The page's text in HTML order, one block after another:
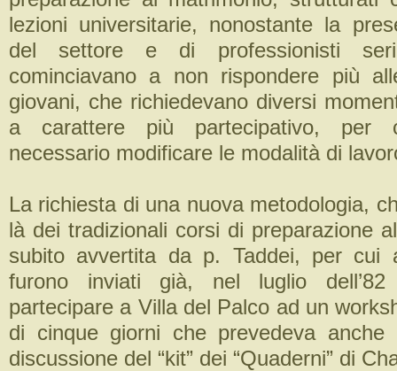
lezioni universitarie, nonostante la
del settore e di professionisti
cominciavano a non rispondere più
giovani, che richiedevano diversi
a carattere più partecipativo, per
necessario modificare le modalità di
La richiesta di una nuova metodologia,
là dei tradizionali corsi di preparazione
subito avvertita da p. Taddei, per cui
furono inviati già, nel luglio
partecipare a Villa del Palco ad un
di cinque giorni che prevedeva
discussione del “kit” dei “Quaderni” di